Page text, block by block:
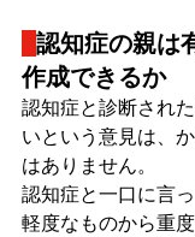
認知症の親は
作成できるか
認知症と診断され
いという意見は、
はありません。
認知症と一口に言
軽度なものから重